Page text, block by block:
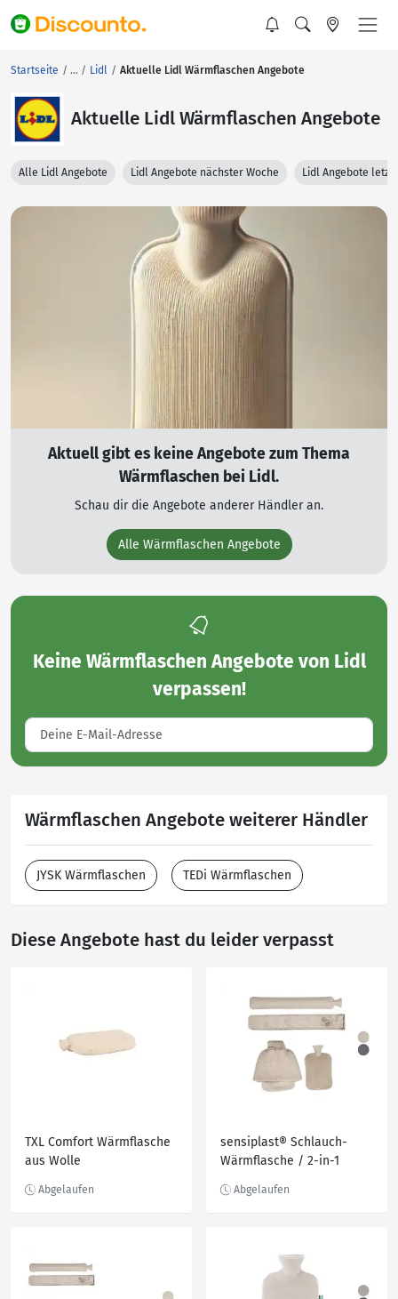
Startseite Lidl Aktuelle Lidl Wärmflaschen Angebote
Aktuelle Lidl Wärmflaschen Angebote
Alle Lidl Angebote Lidl Angebote nächster Woche Lidl Angebote
Aktuell gibt es keine Angebote zum Thema
Wärmflaschen bei Lidl.
Schau dir die Angebote anderer Händler an.
Alle Wärmflaschen Angebote
Keine Wärmflaschen Angebote von Lidl
verpassen!
Wärmflaschen Angebote weiterer Händler
JYSK Wärmflaschen TEDi Wärmflaschen
Diese Angebote hast du leider verpasst
TXL Comfort Wärmflasche
aus Wolle
sensiplast® Schlauch-
Wärmflasche / 2-in-1